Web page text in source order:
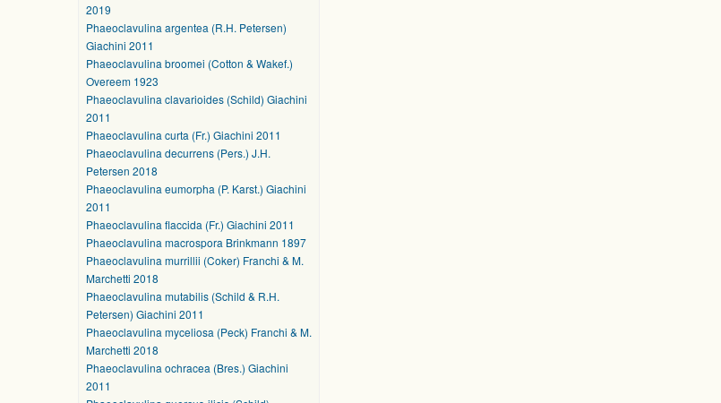
2019
Phaeoclavulina argentea (R.H. Petersen)
Giachini 2011
Phaeoclavulina broomei (Cotton & Wakef.)
Overeem 1923
Phaeoclavulina clavarioides (Schild) Giachini
2011
Phaeoclavulina curta (Fr.) Giachini 2011
Phaeoclavulina decurrens (Pers.) J.H.
Petersen 2018
Phaeoclavulina eumorpha (P. Karst.) Giachini
2011
Phaeoclavulina flaccida (Fr.) Giachini 2011
Phaeoclavulina macrospora Brinkmann 1897
Phaeoclavulina murrillii (Coker) Franchi & M.
Marchetti 2018
Phaeoclavulina mutabilis (Schild & R.H.
Petersen) Giachini 2011
Phaeoclavulina myceliosa (Peck) Franchi & M.
Marchetti 2018
Phaeoclavulina ochracea (Bres.) Giachini
2011